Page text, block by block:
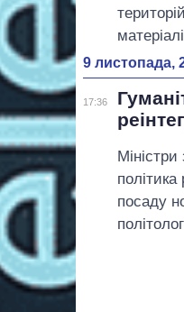
9 листопада,
17:36
посаду